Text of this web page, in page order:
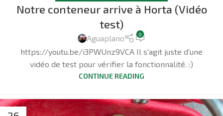
Notre conteneur arrive à Horta (Vidéo
test)
Aguaplano 0
https://youtu.be/i3PWUnz9VCA Il s'agit juste d'une
vidéo de test pour vérifier la fonctionnalité. :)
CONTINUE READING